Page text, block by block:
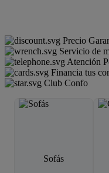
Precio
Servicio de
Atención
Financia tus
Club Confo
Sofás